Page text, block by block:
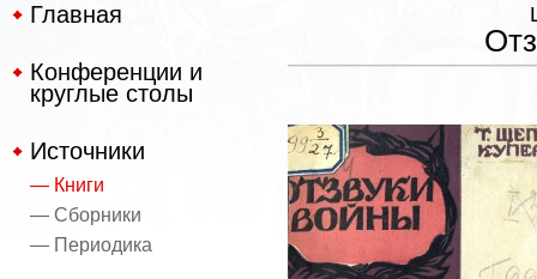
Главная
Конференции и
круглые столы
Источники
— Книги
— Сборники
— Периодика